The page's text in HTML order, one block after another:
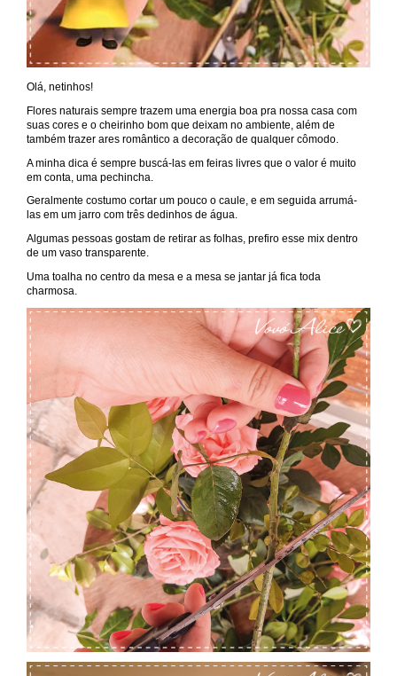
Olá, netinhos!
Flores naturais sempre trazem uma energia boa pra nossa casa com
suas cores e o cheirinho bom que deixam no ambiente, além de
também trazer ares romântico a decoração de qualquer cômodo.
A minha dica é sempre buscá-las em feiras livres que o valor é muito
em conta, uma pechincha.
Geralmente costumo cortar um pouco o caule, e em seguida arrumá-
las em um jarro com três dedinhos de água.
Algumas pessoas gostam de retirar as folhas, prefiro esse mix dentro
de um vaso transparente.
Uma toalha no centro da mesa e a mesa se jantar já fica toda
charmosa.